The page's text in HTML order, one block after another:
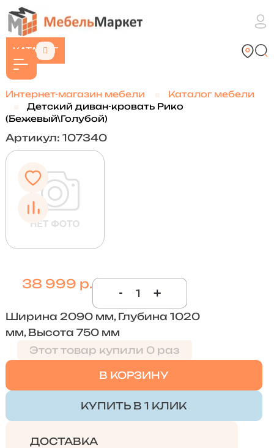
КАТАЛОГ
Интернет-магазин мебели
Каталог мебели
Детский диван-кровать Рико
(Бежевый\Голубой)
Артикул: 107340
38 999 р.
- +
Ширина 2090 мм, Глубина 1020
мм, Высота 750 мм
Этот товар купили 0 раз
В КОРЗИНУ
КУПИТЬ В 1 КЛИК
ДОСТАВКА